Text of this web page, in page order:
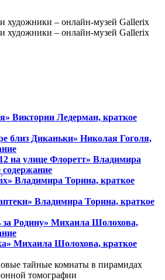
Виктории Ледерман, краткое
близ Диканьки» Николая Гоголя,
на улице Флоретт» Владимира
Владимира Торина, краткое
Владимира Торина, краткое
за Родину» Михаила Шолохова,
Михаила Шолохова, краткое